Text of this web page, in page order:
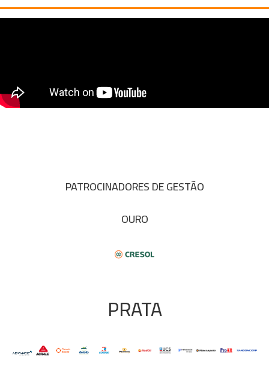
PATROCINADORES DE GESTÃO
OURO
PRATA